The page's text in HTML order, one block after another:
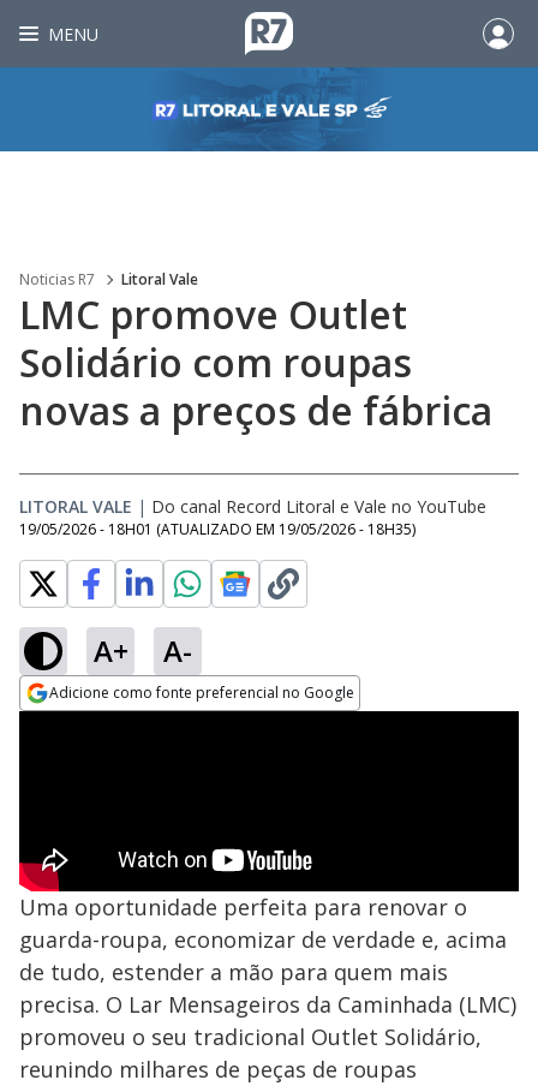
MENU
Noticias R7 Litoral Vale
LMC promove Outlet
Solidário com roupas
novas a preços de fábrica
LITORAL VALE | Do canal Record Litoral e Vale no YouTube
19/05/2026 - 18H01 (ATUALIZADO EM 19/05/2026 - 18H35)
A+ A-
Adicione como fonte preferencial no Google
Uma oportunidade perfeita para renovar o
guarda-roupa, economizar de verdade e, acima
de tudo, estender a mão para quem mais
precisa. O Lar Mensageiros da Caminhada (LMC)
promoveu o seu tradicional Outlet Solidário,
reunindo milhares de peças de roupas